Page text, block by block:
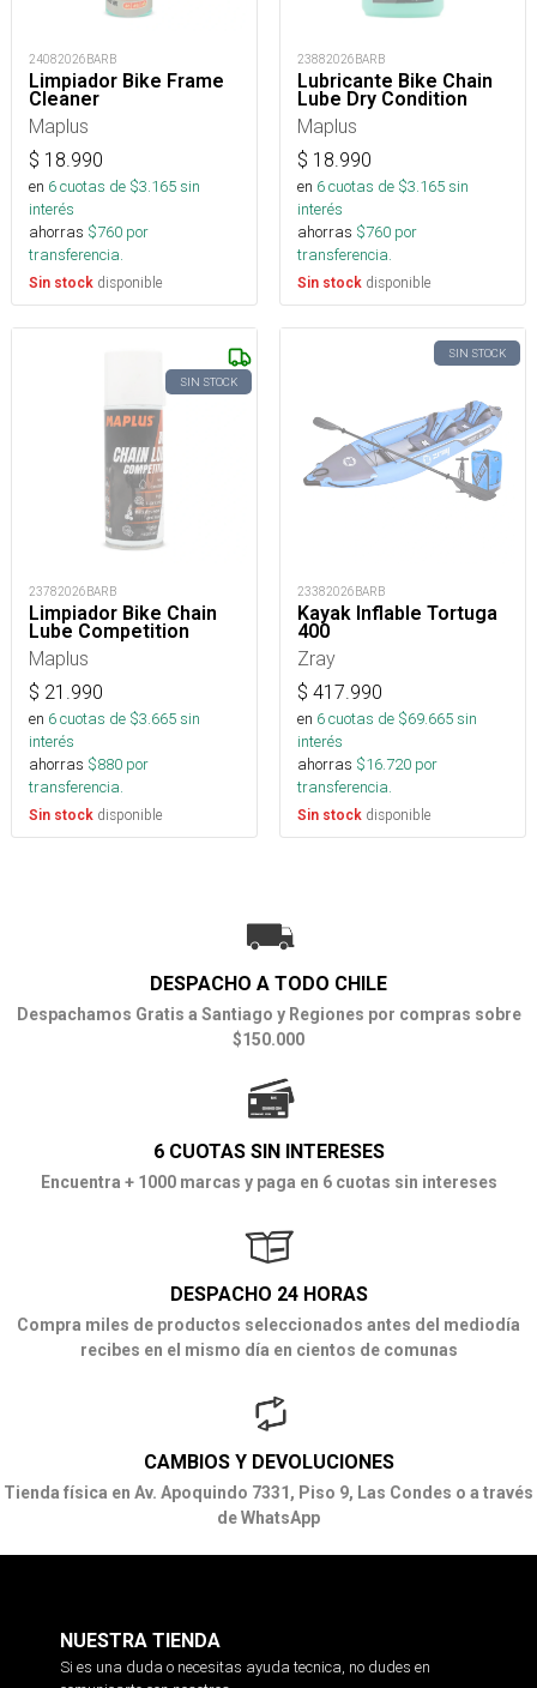
24082026BARB
Limpiador Bike Frame
Cleaner
Maplus
$ 18.990
en 6cuotas de $3.165sin
interés
ahorras $760 por
transferencia.
Sin stock disponible
23882026BARB
Lubricante Bike Chain
Lube Dry Condition
Maplus
$ 18.990
en 6cuotas de $3.165sin
interés
ahorras $760 por
transferencia.
Sin stock disponible
SIN STOCK
23782026BARB
Limpiador Bike Chain
Lube Competition
Maplus
$ 21.990
en 6cuotas de $3.665sin
interés
ahorras $880 por
transferencia.
Sin stock disponible
SIN STOCK
23382026BARB
Kayak Inflable Tortuga
400
Zray
$ 417.990
en 6cuotas de $69.665sin
interés
ahorras $16.720 por
transferencia.
Sin stock disponible
DESPACHO A TODO CHILE
Despachamos Gratis a Santiago y Regiones por compras sobre
$150.000
6 CUOTAS SIN INTERESES
Encuentra + 1000 marcas y paga en 6 cuotas sin intereses
DESPACHO 24 HORAS
Compra miles de productos seleccionados antes del mediodía
recibes en el mismo día en cientos de comunas
CAMBIOS Y DEVOLUCIONES
Tienda física en Av. Apoquindo 7331, Piso 9, Las Condes o a través
de WhatsApp
NUESTRA TIENDA
Si es una duda o necesitas ayuda tecnica, no dudes en